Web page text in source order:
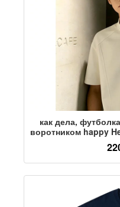
как дела,
воротником happy
молодежная
большие